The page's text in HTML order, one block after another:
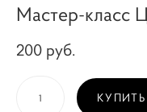
Мастер-класс
200 pуб.